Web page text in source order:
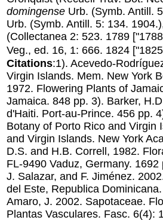
domingense Urb. (Symb. Antill.
Urb. (Symb. Antill. 5: 134.
(Collectanea 2: 523. 1789
Veg., ed. 16, 1: 666. 1824
Citations:1). Acevedo-
Virgin Islands. Mem. New York
1972. Flowering Plants of
Jamaica. 848 pp. 3). Barker,
d'Haiti. Port-au-Prince. 456 pp.
Botany of Porto Rico and Virgin
and Virgin Islands. New York
D.S. and H.B. Correll, 1982.
FL-9490 Vaduz, Germany.
J. Salazar, and F. Jiménez.
del Este, Republica
Amaro, J. 2002. Sapotaceae.
Plantas Vasculares. Fasc. 6(4):